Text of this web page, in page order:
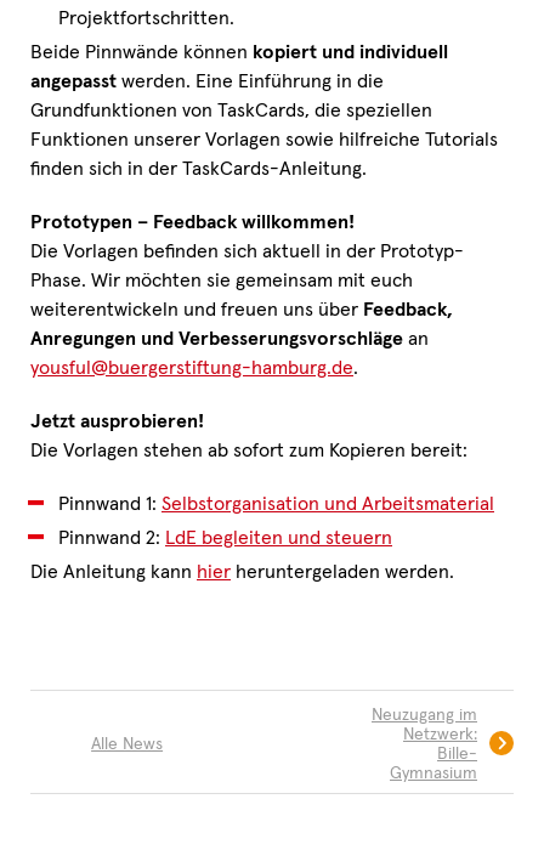
Projektfortschritten.
Beide Pinnwände können kopiert und individuell
angepasst werden. Eine Einführung in die
Grundfunktionen von TaskCards, die speziellen
Funktionen unserer Vorlagen sowie hilfreiche Tutorials
finden sich in der TaskCards-Anleitung.
Prototypen – Feedback willkommen!
Die Vorlagen befinden sich aktuell in der Prototyp-
Phase. Wir möchten sie gemeinsam mit euch
weiterentwickeln und freuen uns über Feedback,
Anregungen und Verbesserungsvorschläge an
yousful@buergerstiftung-hamburg.de.
Jetzt ausprobieren!
Die Vorlagen stehen ab sofort zum Kopieren bereit:
Pinnwand 1: Selbstorganisation und Arbeitsmaterial
Pinnwand 2: LdE begleiten und steuern
Die Anleitung kann hier heruntergeladen werden.
Alle News
Neuzugang im
Netzwerk:
Bille-
Gymnasium